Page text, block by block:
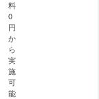
料
0
円
か
ら
実
施
可
能